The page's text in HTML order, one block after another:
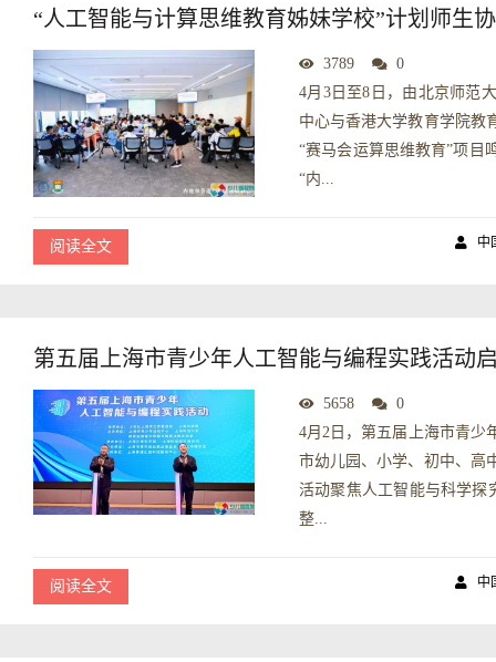
“人工智能与计算思维教育姊妹学校”计划师生
3789
0
4月3日至8日，由北京师范
中心与香港大学教育学院教
“赛马会运算思维教育”项目
“内...
阅读全文 中
第五届上海市青少年人工智能与编程实践活动
5658
0
4月2日，第五届上海市青少
市幼儿园、小学、初中、高
活动聚焦人工智能与科学探
整...
阅读全文 中